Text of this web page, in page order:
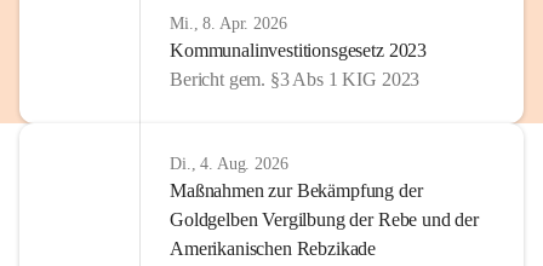
Mi., 8. Apr. 2026
Kommunalinvestitionsgesetz 2023
Bericht gem. §3 Abs 1 KIG 2023
Di., 4. Aug. 2026
Maßnahmen zur Bekämpfung der
Goldgelben Vergilbung der Rebe und der
Amerikanischen Rebzikade